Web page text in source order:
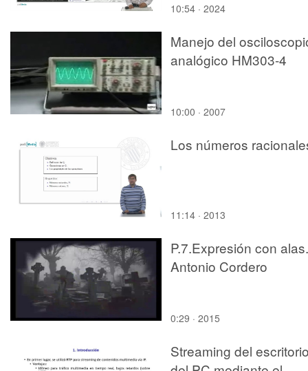
10:54 · 2024
Manejo del
analógico HM303-4
10:00 · 2007
Los números
11:14 · 2013
P.7.Expresión con alas.
Antonio Cordero
0:29 · 2015
Streaming del